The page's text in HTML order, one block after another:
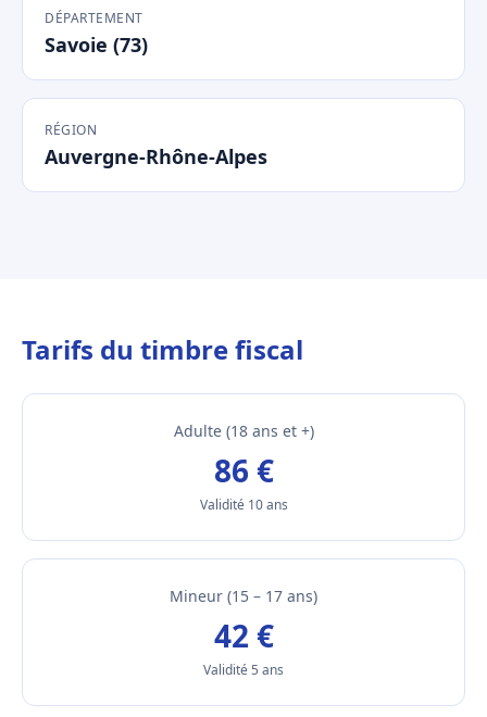
DÉPARTEMENT
Savoie (73)
RÉGION
Auvergne-Rhône-Alpes
Tarifs du timbre fiscal
Adulte (18 ans et +)
86 €
Validité 10 ans
Mineur (15 – 17 ans)
42 €
Validité 5 ans